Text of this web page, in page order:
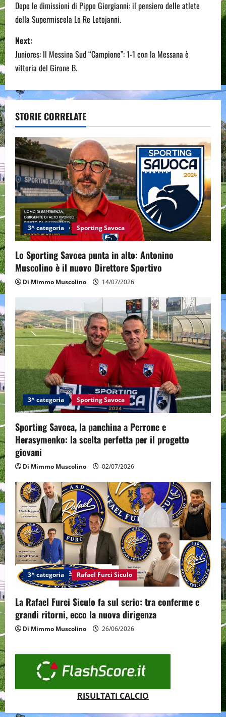
o
s
t
n
a
v
i
g
a
t
i
o
n
Dopo le dimissioni di Pippo Giorgianni: il pensiero delle atlete
della Supermiscela Lo Re Letojanni.
Next:
Juniores: Il Messina Sud “Campione”: 1-1 con la Messana è
vittoria del Girone B.
STORIE CORRELATE
3^ categoria Sporting Savoca
Lo Sporting Savoca punta in alto: Antonino
Muscolino è il nuovo Direttore Sportivo
Di Mimmo Muscolino 14/07/2026
3^ categoria Sporting Savoca
Sporting Savoca, la panchina a Perrone e
Herasymenko: la scelta perfetta per il progetto
giovani
Di Mimmo Muscolino 02/07/2026
3^ categoria Rafael Furci Siculo
La Rafael Furci Siculo fa sul serio: tra conferme e
grandi ritorni, ecco la nuova dirigenza
Di Mimmo Muscolino 26/06/2026
RISULTATI CALCIO